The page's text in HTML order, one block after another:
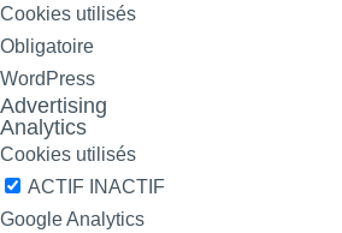
Cookies utilisés
Obligatoire
WordPress
Advertising
Analytics
Cookies utilisés
ACTIF INACTIF
Google Analytics